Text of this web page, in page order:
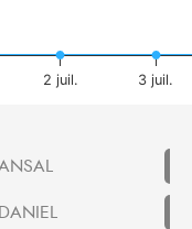
2 juil. 3 juil.